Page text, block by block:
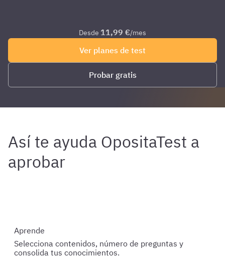
Probar gratis
Ver planes de test
Desde 11,99 €/mes
Aprende
Selecciona contenidos, número de preguntas y
consolida tus conocimientos.